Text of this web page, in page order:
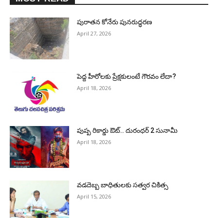
పురాత‌న కోనేరు పున‌రుద్ధ‌ర‌ణ
April 27, 2026
పెద్ద హీరోల‌కు ప్రేక్ష‌కులంటే గౌర‌వం లేదా?
April 18, 2026
పుష్ప రికార్డు ఔట్‌.. దురంధ‌ర్ 2 సునామీ
April 18, 2026
వడదెబ్బ బాధితులకు సత్వర చికిత్స
April 15, 2026